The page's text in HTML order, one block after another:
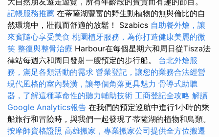
記帳服務推薦 在蒂薩湖豐富的野生動植物的無與倫比的自
然環境中，壯觀而舒適的放鬆！ Szabics 自助餐外燴，讓
來賓隨心享受美食 桃園植牙服務，為你打造健康美麗的微
笑 整復與整骨治療 Harbour在每個星期六和周日從Tisza法
律站每週六和周日發射一艘預定的步行船。 台北外燴服
務，滿足各類活動的需求 營業登記，讓您的業務合法經營
現代風格的室內裝潢，讓每個角落更具魅力 骨導式助聽
器，了解這種革命性的聽力輔助技術 工商登記全攻略 解讀
Google Analytics報告 在我們的預定巡航中進行1小時的乘
船旅行和冒險時，與我們一起發現了蒂薩湖的植物和鳥類。
按摩師資格證照 高雄搬家，專業搬家公司提供全方位搬遷